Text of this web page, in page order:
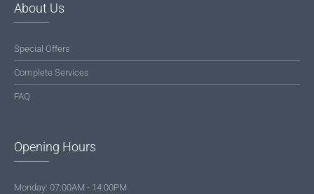
About Us
Special Offers
Complete Services
FAQ
Opening Hours
Monday: 07:00AM - 14:00PM